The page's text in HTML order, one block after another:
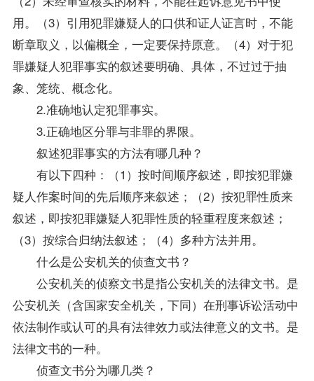
用。（3）引用犯罪嫌疑人的口供和证人证言时，不能
断章取义，以偏概全，一定要保持原意。（4）对于犯
罪嫌疑人犯罪事实的叙述要明确、具体，不过过于抽
象、笼统、概念化。
2.准确地认定犯罪事实。
3.正确地区分罪与非罪的界限。
叙述犯罪事实的方法有哪几种？
有以下四种：（1）按时间顺序叙述，即按犯罪嫌
疑人作案时间的先后顺序来叙述；（2）按犯罪性质来
叙述，即按犯罪嫌疑人犯罪性质的轻重程度来叙述；
（3）按综合归纳法叙述；（4）多种方法并用。
什么是公安机关的侦查文书？
公安机关的侦察文书是指公安机关的法律文书。是
公安机关（含国家安全机关，下同）在刑事诉讼活动中
依法制作或认可的具有法律效力或法律意义的文书。是
法律文书的一种。
侦查文书分为哪几类？